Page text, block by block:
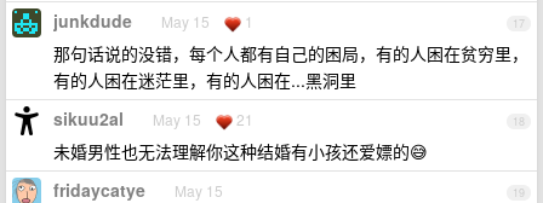
17
junkdude May 15 1
那句话说的没错，每个人都有自己的困局，有的人困在贫穷里，
有的人困在迷茫里，有的人困在...黑洞里
18
sikuu2al May 15 21
未婚男性也无法理解你这种结婚有小孩还爱嫖的😅
19
fridaycatye May 15